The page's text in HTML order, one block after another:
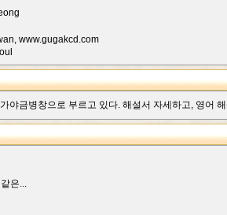
www.gugakcd.com
야금병창으로 부르고 있다. 해설서 자세하고, 영어
은...